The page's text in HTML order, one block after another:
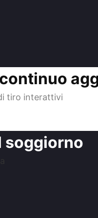
tiro interattivi
soggiorno